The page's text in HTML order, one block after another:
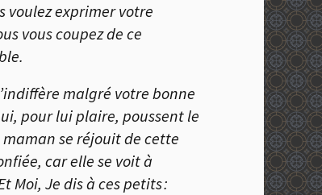
voulez exprimer votre
vous coupez de ce
malgré votre bonne
pour lui plaire, poussent le
se réjouit de cette
car elle se voit à
Moi, Je dis à ces petits :